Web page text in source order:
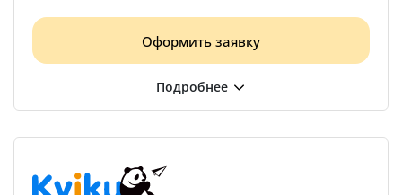
Оформить заявку